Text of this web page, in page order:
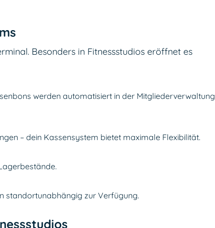
Besonders in Fitnessstudios eröffnet es
werden automatisiert in der Mitgliederverwaltung
– dein Kassensystem bietet maximale Flexibilität.
standortunabhängig zur Verfügung.